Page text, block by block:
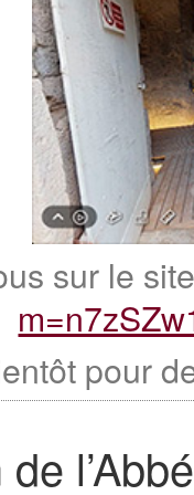
sur le
pour